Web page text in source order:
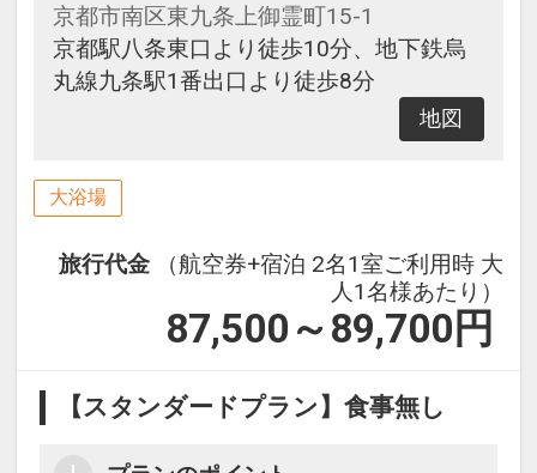
京都市南区東九条上御霊町15-1
京都駅八条東口より徒歩10分、地下鉄烏
丸線九条駅1番出口より徒歩8分
地図
大浴場
旅行代金
（航空券+宿泊 2名1室ご利用時 大
人1名様あたり）
87,500～89,700 円
【スタンダードプラン】食事無し